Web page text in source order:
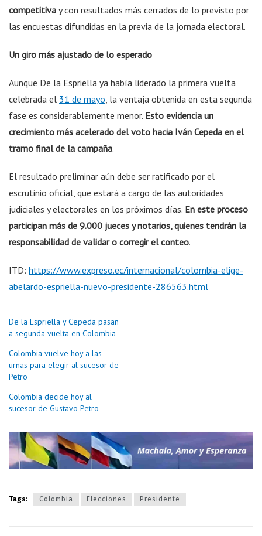
competitiva y con resultados más cerrados de lo previsto por
las encuestas difundidas en la previa de la jornada electoral.
Un giro más ajustado de lo esperado
Aunque De la Espriella ya había liderado la primera vuelta
celebrada el 31 de mayo , la ventaja obtenida en esta segunda
fase es considerablemente menor. Esto evidencia un
crecimiento más acelerado del voto hacia Iván Cepeda en el
tramo final de la campaña.
El resultado preliminar aún debe ser ratificado por el
escrutinio oficial, que estará a cargo de las autoridades
judiciales y electorales en los próximos días. En este proceso
participan más de 9.000 jueces y notarios, quienes tendrán la
responsabilidad de validar o corregir el conteo.
ITD: https://www.expreso.ec/internacional/colombia-elige-
abelardo-espriella-nuevo-presidente-286563.html
De la Espriella y Cepeda pasan
a segunda vuelta en Colombia
Colombia vuelve hoy a las
urnas para elegir al sucesor de
Petro
Colombia decide hoy al
sucesor de Gustavo Petro
Tags: Colombia Elecciones Presidente